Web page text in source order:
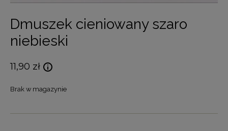
Dmuszek cieniowany szaro
niebieski
11,90 zł
Brak w magazynie